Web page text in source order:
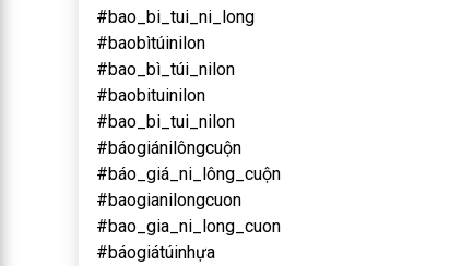
#bao_bi_tui_ni_long
#baobìtúinilon
#bao_bì_túi_nilon
#baobituinilon
#bao_bi_tui_nilon
#báogiánilôngcuộn
#báo_giá_ni_lông_cuộn
#baogianilongcuon
#bao_gia_ni_long_cuon
#báogiátúinhựa